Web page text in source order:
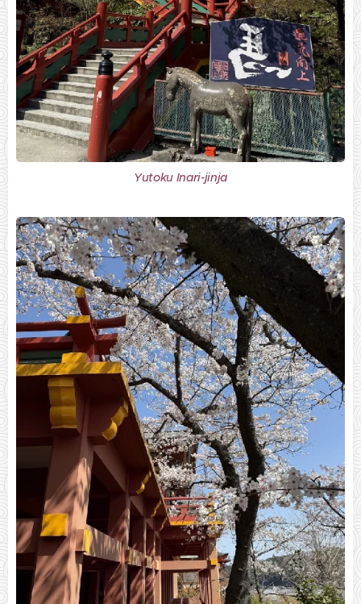
Yutoku Inari-jinja